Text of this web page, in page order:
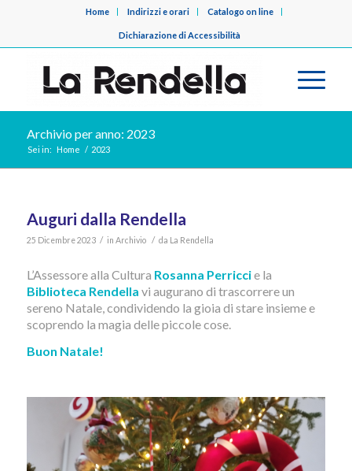
Home Indirizzi e orari Catalogo on line
Dichiarazione di Accessibilità
Archivio per anno: 2023
Sei in: Home / 2023
Auguri dalla Rendella
25 Dicembre 2023 / in Archivio / da La Rendella
L’Assessore alla Cultura Rosanna Perriccie la
Biblioteca Rendella vi augurano di trascorrere un
sereno Natale, condividendo la gioia di stare insieme e
scoprendo la magia delle piccole cose.
Buon Natale!